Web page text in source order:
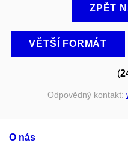
ZPĚT
VĚTŠÍ FORMÁT
(
Odpovědný kontakt:
O nás